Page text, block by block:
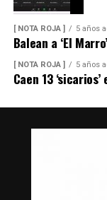
[ NOTA ROJA ] 5 años
Balean a ‘El
[ NOTA ROJA ] 5 años
Caen 13